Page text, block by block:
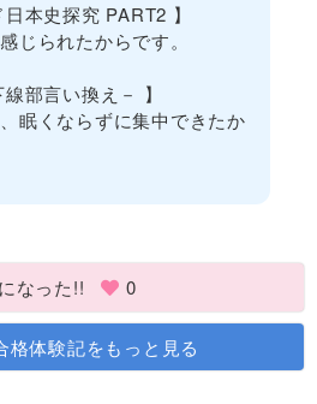
日本史探究 PART2 】
じられたからです。
部言い換え－ 】
眠くならずに集中できたか
なった!! 0
格体験記をもっと見る